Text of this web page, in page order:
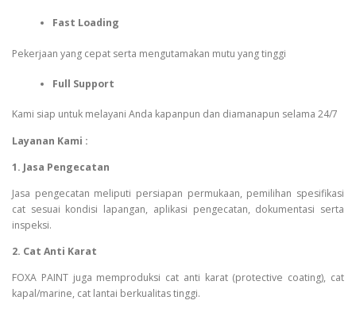
Fast Loading
Pekerjaan yang cepat serta mengutamakan mutu yang tinggi
Full Support
Kami siap untuk melayani Anda kapanpun dan diamanapun selama 24/7
Layanan Kami :
1. Jasa Pengecatan
Jasa pengecatan meliputi persiapan permukaan, pemilihan spesifikasi
cat sesuai kondisi lapangan, aplikasi pengecatan, dokumentasi serta
inspeksi.
2. Cat Anti Karat
FOXA PAINT juga memproduksi cat anti karat (protective coating), cat
kapal/marine, cat lantai berkualitas tinggi.